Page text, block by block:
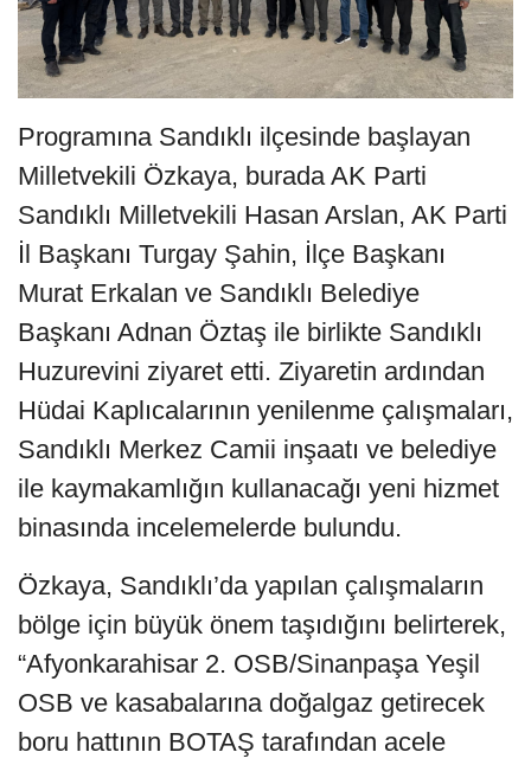
Programına Sandıklı ilçesinde başlayan
Milletvekili Özkaya, burada AK Parti
Sandıklı Milletvekili Hasan Arslan, AK Parti
İl Başkanı Turgay Şahin, İlçe Başkanı
Murat Erkalan ve Sandıklı Belediye
Başkanı Adnan Öztaş ile birlikte Sandıklı
Huzurevini ziyaret etti. Ziyaretin ardından
Hüdai Kaplıcalarının yenilenme çalışmaları,
Sandıklı Merkez Camii inşaatı ve belediye
ile kaymakamlığın kullanacağı yeni hizmet
binasında incelemelerde bulundu.
Özkaya, Sandıklı’da yapılan çalışmaların
bölge için büyük önem taşıdığını belirterek,
“Afyonkarahisar 2. OSB/Sinanpaşa Yeşil
OSB ve kasabalarına doğalgaz getirecek
boru hattının BOTAŞ tarafından acele